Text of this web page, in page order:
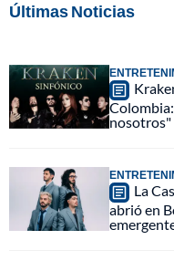
Últimas Noticias
nosotros"
La
abrió en